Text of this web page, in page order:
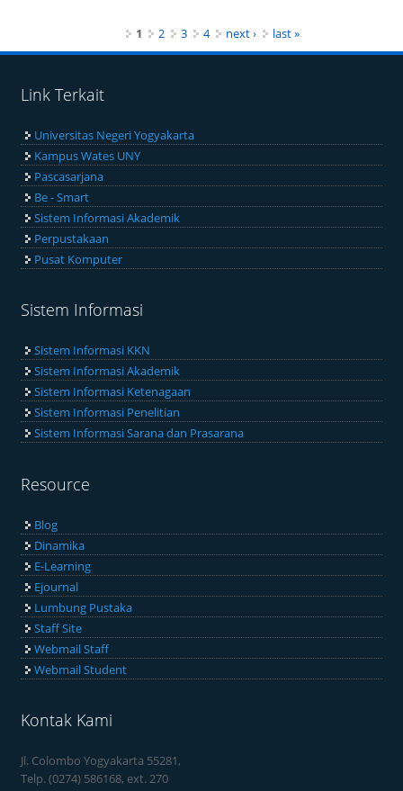
1 2 3 4 next › last »
Link Terkait
Universitas Negeri Yogyakarta
Kampus Wates UNY
Pascasarjana
Be - Smart
Sistem Informasi Akademik
Perpustakaan
Pusat Komputer
Sistem Informasi
Sistem Informasi KKN
Sistem Informasi Akademik
Sistem Informasi Ketenagaan
Sistem Informasi Penelitian
Sistem Informasi Sarana dan Prasarana
Resource
Blog
Dinamika
E-Learning
Ejournal
Lumbung Pustaka
Staff Site
Webmail Staff
Webmail Student
Kontak Kami
Jl. Colombo Yogyakarta 55281,
Telp. (0274) 586168, ext. 270